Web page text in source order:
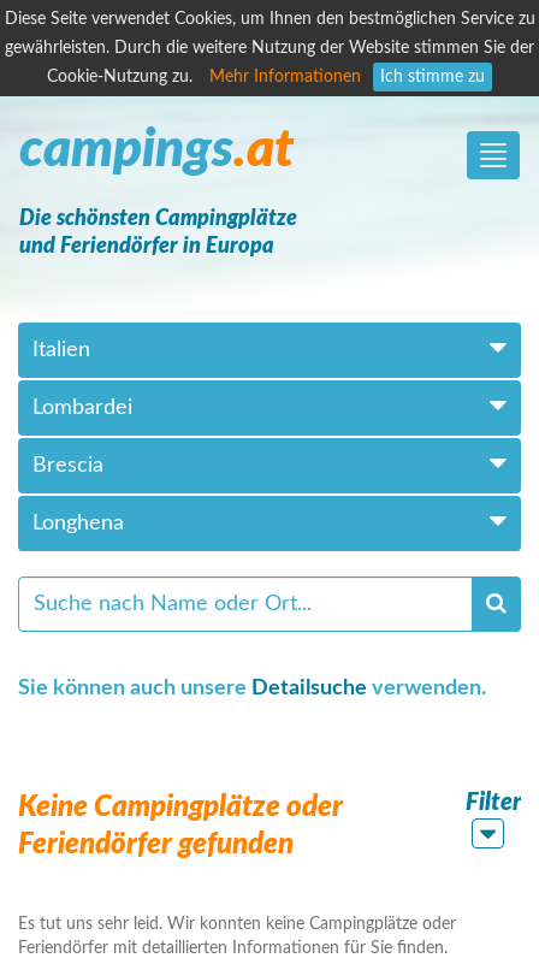
Diese Seite verwendet Cookies, um Ihnen den bestmöglichen Service zu
gewährleisten. Durch die weitere Nutzung der Website stimmen Sie der
Cookie-Nutzung zu.
Mehr Informationen Ich stimme zu
Toggle
campings.at
Die schönsten Campingplätze
und Feriendörfer in Europa
Italien
Lombardei
Brescia
Longhena
Sie können auch unsere Detailsuche verwenden.
Keine Campingplätze oder
Feriendörfer gefunden
Filter
Es tut uns sehr leid. Wir konnten keine Campingplätze oder
Feriendörfer mit detaillierten Informationen für Sie finden.